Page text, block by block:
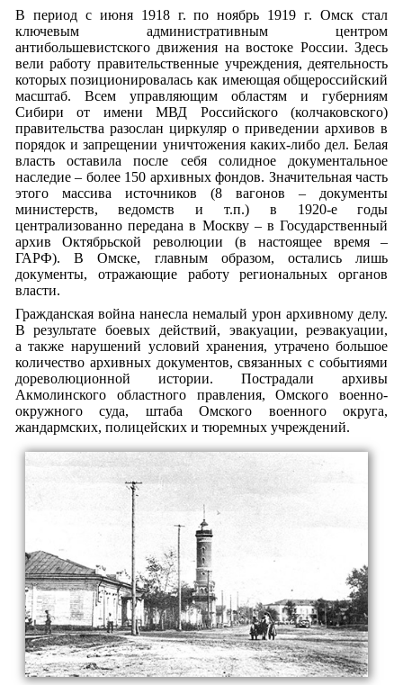
В период с июня 1918 г. по ноябрь 1919 г. Омск стал
ключевым административным центром
антибольшевистского движения на востоке России. Здесь
вели работу правительственные учреждения, деятельность
которых позиционировалась как имеющая общероссийский
масштаб. Всем управляющим областям и губерниям
Сибири от имени МВД Российского (колчаковского)
правительства разослан циркуляр о приведении архивов в
порядок и запрещении уничтожения каких-либо дел. Белая
власть оставила после себя солидное документальное
наследие – более 150 архивных фондов. Значительная часть
этого массива источников (8 вагонов – документы
министерств, ведомств и т.п.) в 1920-е годы
централизованно передана в Москву – в Государственный
архив Октябрьской революции (в настоящее время –
ГАРФ). В Омске, главным образом, остались лишь
документы, отражающие работу региональных органов
власти.
Гражданская война нанесла немалый урон архивному делу.
В результате боевых действий, эвакуации, реэвакуации,
а также нарушений условий хранения, утрачено большое
количество архивных документов, связанных с событиями
дореволюционной истории. Пострадали архивы
Акмолинского областного правления, Омского военно-
окружного суда, штаба Омского военного округа,
жандармских, полицейских и тюремных учреждений.